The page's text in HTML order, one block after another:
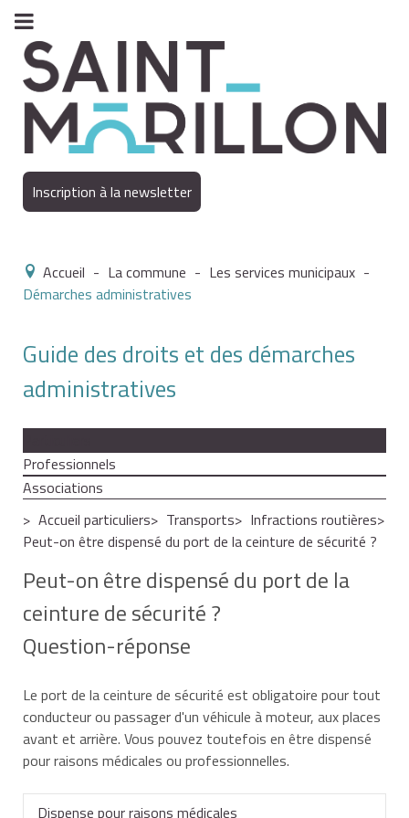
Inscription à la newsletter
Accueil - La commune - Les services municipaux -
Démarches administratives
Guide des droits et des démarches
administratives
Professionnels
Associations
Accueil particuliers
Transports
Infractions routières
Peut-on être dispensé du port de la ceinture de sécurité ?
Peut-on être dispensé du port de la
ceinture de sécurité ?
Question-réponse
Le port de la ceinture de sécurité est obligatoire pour tout
conducteur ou passager d'un véhicule à moteur, aux places
avant et arrière. Vous pouvez toutefois en être dispensé
pour raisons médicales ou professionnelles.
Dispense pour raisons médicales